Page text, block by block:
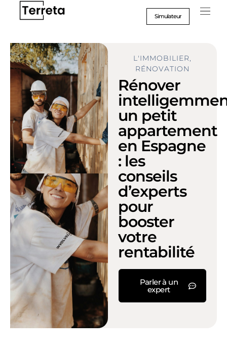
Simulateur
L'IMMOBILIER,
RÉNOVATION
Rénover
un petit
appartement
en Espagne
: les
conseils
d’experts
pour
booster
votre
rentabilité
Parler à un
expert